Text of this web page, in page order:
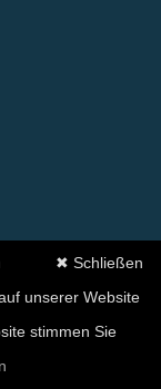
✖ Schließen
unserer Website
stimmen Sie